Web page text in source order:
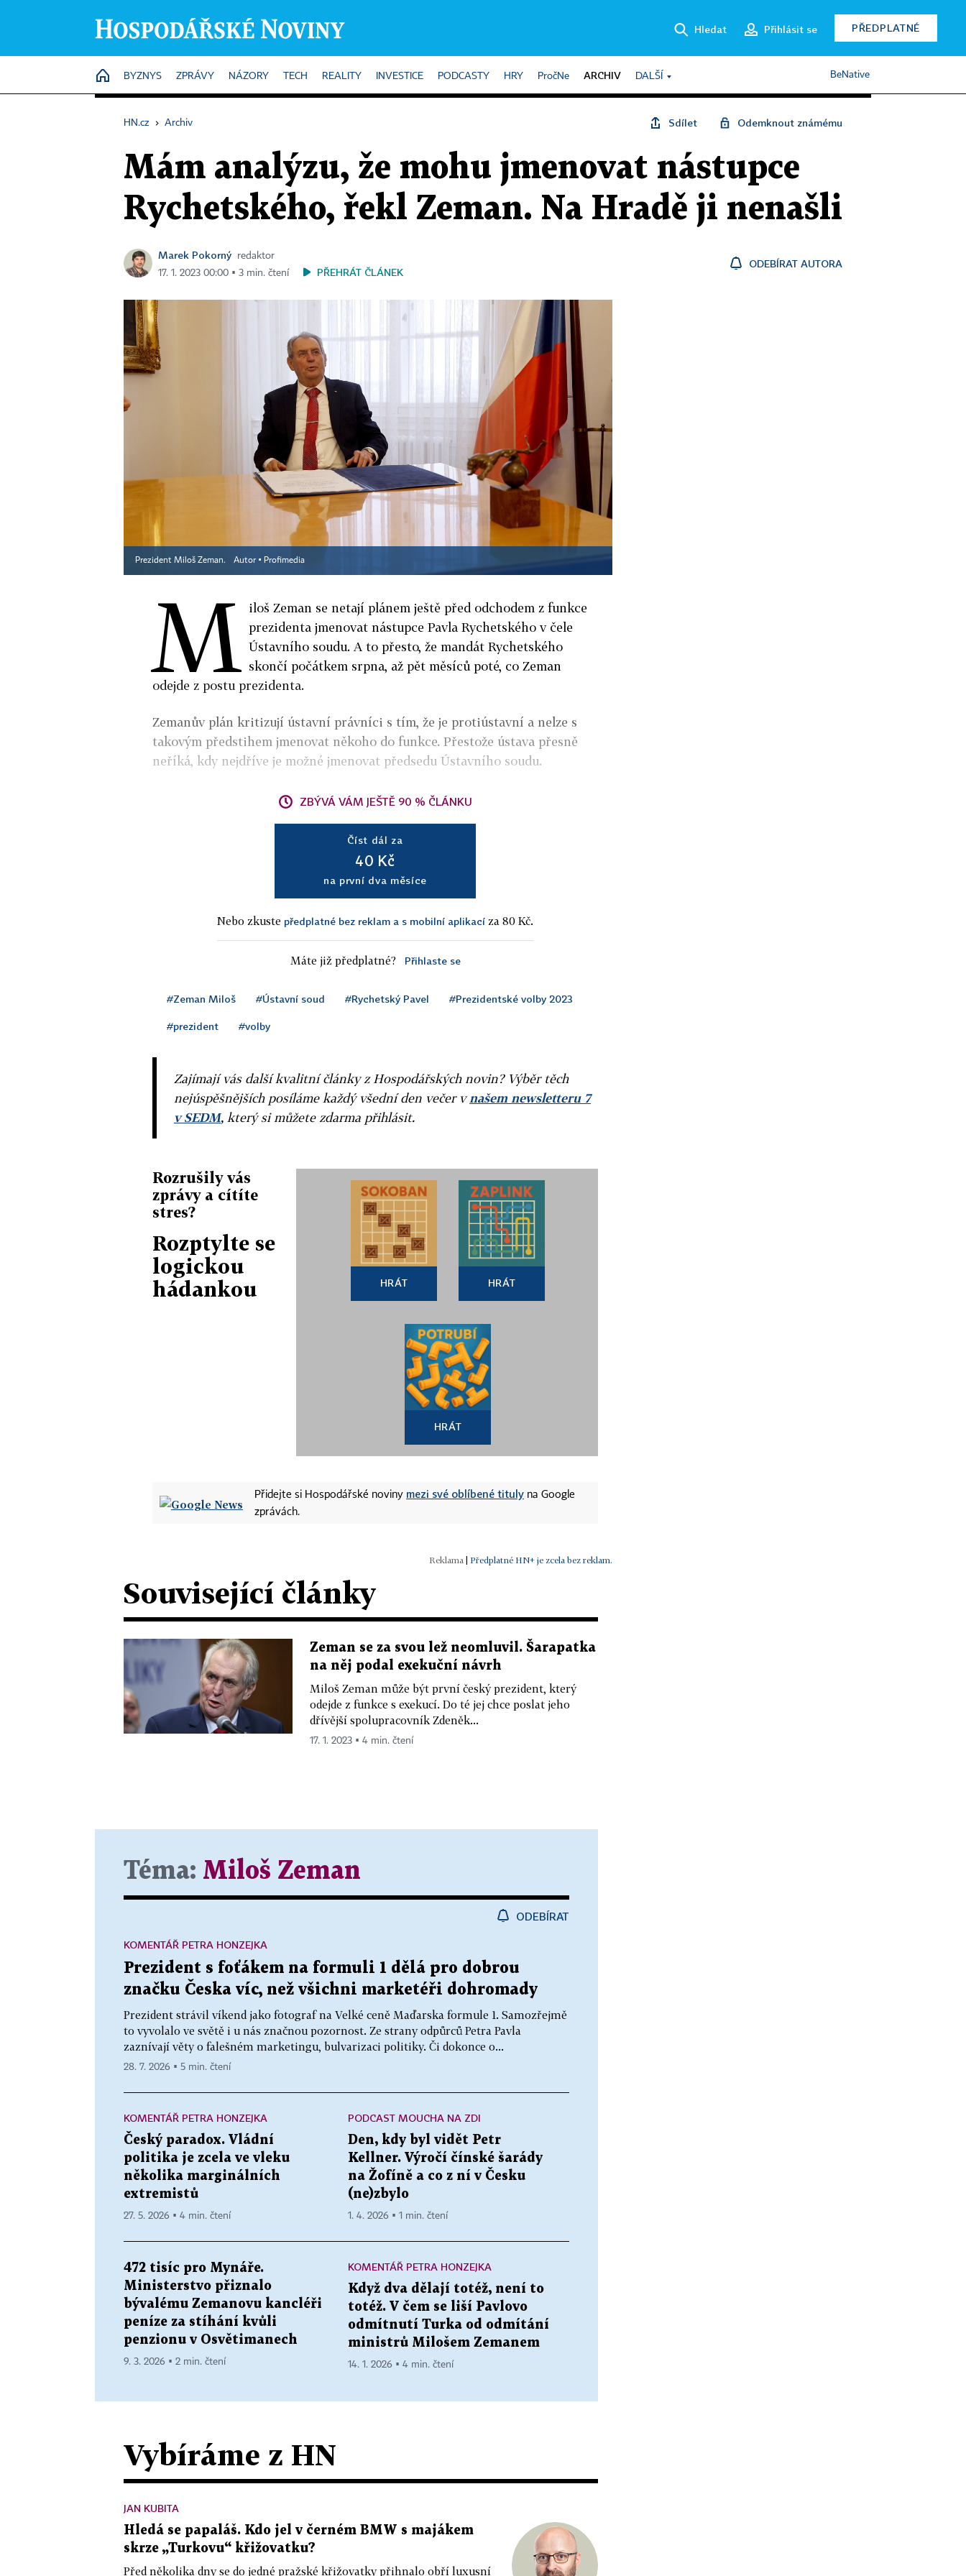
Hledat Přihlásit se PŘEDPLATNÉ
HOME
BYZNYS ZPRÁVY NÁZORY TECH REALITY INVESTICE PODCASTY HRY PročNe ARCHIV DALŠÍ BeNative
HN.cz › Archiv Sdílet Odemknout známému
Mám analýzu, že mohu jmenovat nástupce
Rychetského, řekl Zeman. Na Hradě ji nenašli
Marek Pokorný
redaktor
17. 1. 2023 00:00 ▪ 3 min. čtení
PŘEHRÁT ČLÁNEK
ODEBÍRAT AUTORA
Prezident Miloš Zeman. Autor ▪ Profimedia
M iloš Zeman se netají plánem ještě před odchodem z funkce
prezidenta jmenovat nástupce Pavla Rychetského v čele
Ústavního soudu. A to přesto, že mandát Rychetského
skončí počátkem srpna, až pět měsíců poté, co Zeman
odejde z postu prezidenta.
Zemanův plán kritizují ústavní právníci s tím, že je protiústavní a nelze s
takovým předstihem jmenovat někoho do funkce. Přestože ústava přesně
neříká, kdy nejdříve je možné jmenovat předsedu Ústavního soudu.
ZBÝVÁ VÁM JEŠTĚ 90 % ČLÁNKU
Číst dál za
40 Kč
na první dva měsíce
Nebo zkuste předplatné bez reklam a s mobilní aplikací za 80 Kč.
Máte již předplatné? Přihlaste se
#Zeman Miloš #Ústavní soud #Rychetský Pavel #Prezidentské volby 2023
#prezident #volby
Zajímají vás další kvalitní články z Hospodářských novin? Výběr těch
nejúspěšnějších posíláme každý všední den večer vnašem newsletteru 7
v SEDM, který si můžete zdarma přihlásit.
Rozrušily vás
zprávy a cítíte
stres?
Rozptylte se
logickou
hádankou
HRÁT HRÁT
HRÁT
Přidejte si Hospodářské noviny mezi své oblíbené tituly na Google
zprávách.
| Předplatné HN+ je zcela bez reklam.
Související články
Zeman se za svou lež neomluvil. Šarapatka
na něj podal exekuční návrh
Miloš Zeman může být první český prezident, který
odejde z funkce s exekucí. Do té jej chce poslat jeho
dřívější spolupracovník Zdeněk...
17. 1. 2023 ▪ 4 min. čtení
Téma: Miloš Zeman
ODEBÍRAT
Prezident s foťákem na formuli 1 dělá pro dobrou
značku Česka víc, než všichni marketéři dohromady
Prezident strávil víkend jako fotograf na Velké ceně Maďarska formule 1. Samozřejmě
to vyvolalo ve světě i u nás značnou pozornost. Ze strany odpůrců Petra Pavla
zaznívají věty o falešném marketingu, bulvarizaci politiky. Či dokonce o...
KOMENTÁŘ PETRA HONZEJKA
28. 7. 2026 ▪ 5 min. čtení
KOMENTÁŘ PETRA HONZEJKA
Český paradox. Vládní
politika je zcela ve vleku
několika marginálních
extremistů
27. 5. 2026 ▪ 4 min. čtení
PODCAST MOUCHA NA ZDI
Den, kdy byl vidět Petr
Kellner. Výročí čínské šarády
na Žofíně a co z ní v Česku
(ne)zbylo
1. 4. 2026 ▪ 1 min. čtení
472 tisíc pro Mynáře.
Ministerstvo přiznalo
bývalému Zemanovu kancléři
peníze za stíhání kvůli
penzionu v Osvětimanech
9. 3. 2026 ▪ 2 min. čtení
KOMENTÁŘ PETRA HONZEJKA
Když dva dělají totéž, není to
totéž. V čem se liší Pavlovo
odmítnutí Turka od odmítání
ministrů Milošem Zemanem
14. 1. 2026 ▪ 4 min. čtení
Vybíráme z HN
JAN KUBITA
Hledá se papaláš. Kdo jel v černém BMW s majákem
skrze „Turkovu“ křižovatku?
Před několika dny se do jedné pražské křižovatky přihnalo obří luxusní